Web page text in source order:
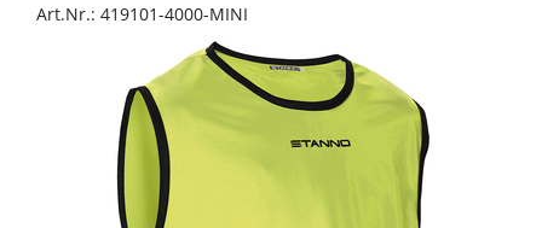
Art.Nr.: 419101-4000-MINI